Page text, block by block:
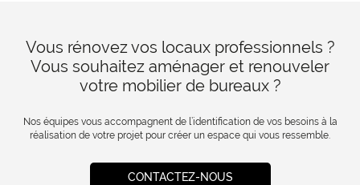
Vous rénovez vos locaux professionnels ?
Vous souhaitez aménager et renouveler
votre mobilier de bureaux ?
Nos équipes vous accompagnent de l’identification de vos besoins à la
réalisation de votre projet pour créer un espace qui vous ressemble.
CONTACTEZ-NOUS